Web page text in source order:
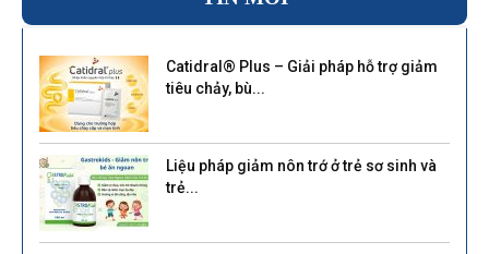
Catidral® Plus – Giải pháp hỗ trợ giảm
tiêu chảy, bù...
Liệu pháp giảm nôn trớ ở trẻ sơ sinh và
trẻ...